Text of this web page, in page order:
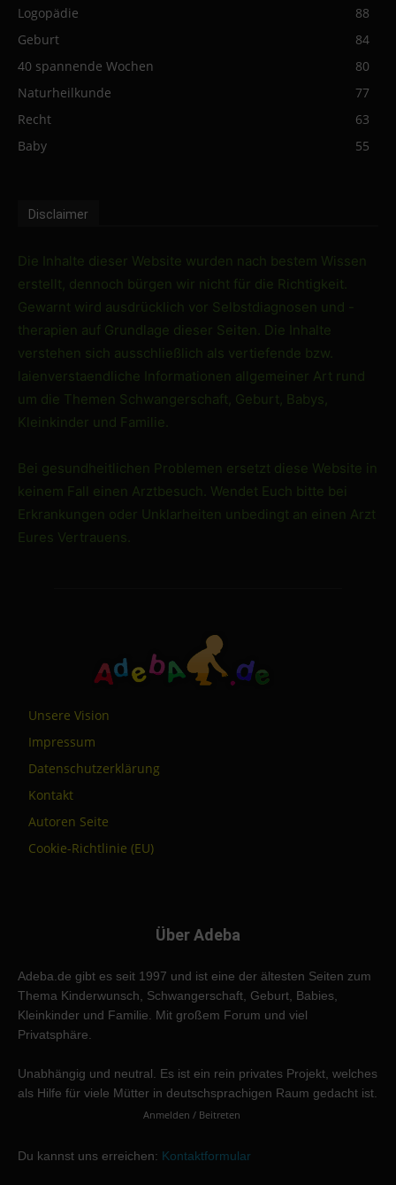
Logopädie
88
Geburt
84
40 spannende Wochen
80
Naturheilkunde
77
Recht
63
Baby
55
Disclaimer
Die Inhalte dieser Website wurden nach bestem Wissen
erstellt, dennoch bürgen wir nicht für die Richtigkeit.
Gewarnt wird ausdrücklich vor Selbstdiagnosen und -
therapien auf Grundlage dieser Seiten. Die Inhalte
verstehen sich ausschließlich als vertiefende bzw.
laienverstaendliche Informationen allgemeiner Art rund
um die Themen Schwangerschaft, Geburt, Babys,
Kleinkinder und Familie.
Bei gesundheitlichen Problemen ersetzt diese Website in
keinem Fall einen Arztbesuch. Wendet Euch bitte bei
Erkrankungen oder Unklarheiten unbedingt an einen Arzt
Eures Vertrauens.
Unsere Vision
Impressum
Datenschutzerklärung
Kontakt
Autoren Seite
Cookie-Richtlinie (EU)
Über Adeba
Adeba.de gibt es seit 1997 und ist eine der ältesten Seiten zum
Thema Kinderwunsch, Schwangerschaft, Geburt, Babies,
Kleinkinder und Familie. Mit großem Forum und viel
Privatsphäre.
Unabhängig und neutral. Es ist ein rein privates Projekt, welches
als Hilfe für viele Mütter in deutschsprachigen Raum gedacht ist.
Anmelden / Beitreten
Du kannst uns erreichen: Kontaktformular